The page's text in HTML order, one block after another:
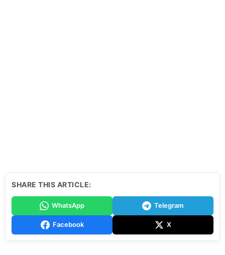
SHARE THIS ARTICLE:
WhatsApp Telegram
Facebook X